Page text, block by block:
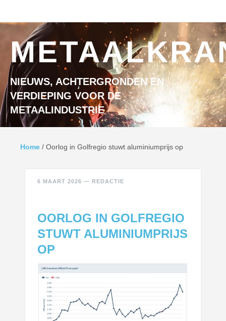
NIEUWS, ACHTERGRONDEN EN
VERDIEPING VOOR DE
METAALINDUSTRIE
Home / Oorlog in Golfregio stuwt aluminiumprijs op
6 MAART 2026 — REDACTIE
OORLOG IN GOLFREGIO
STUWT ALUMINIUMPRIJS
OP